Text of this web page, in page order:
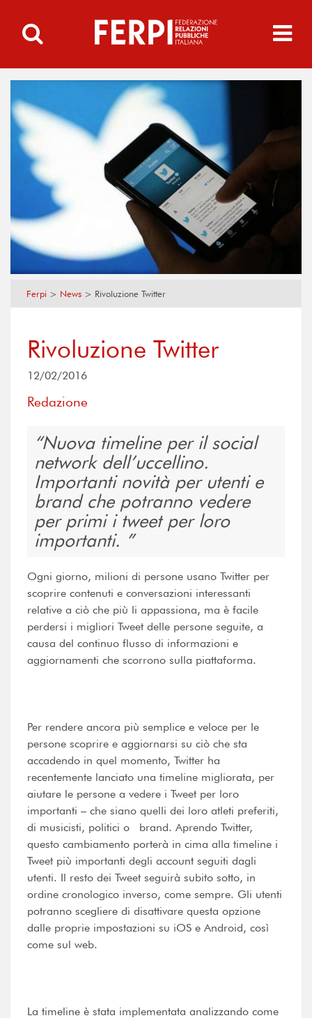
Ferpi > News > Rivoluzione Twitter
Rivoluzione Twitter
12/02/2016
Redazione
Nuova timeline per il social
network dell’uccellino.
Importanti novità per utenti e
brand che potranno vedere
per primi i tweet per loro
importanti.
Ogni giorno, milioni di persone usano Twitter per
scoprire contenuti e conversazioni interessanti
relative a ciò che più li appassiona, ma è facile
perdersi i migliori Tweet delle persone seguite, a
causa del continuo flusso di informazioni e
aggiornamenti che scorrono sulla piattaforma.
Per rendere ancora più semplice e veloce per le
persone scoprire e aggiornarsi su ciò che sta
accadendo in quel momento, Twitter ha
recentemente lanciato una timeline migliorata, per
aiutare le persone a vedere i Tweet per loro
importanti – che siano quelli dei loro atleti preferiti,
di musicisti, politici o brand. Aprendo Twitter,
questo cambiamento porterà in cima alla timeline i
Tweet più importanti degli account seguiti dagli
utenti. Il resto dei Tweet seguirà subito sotto, in
ordine cronologico inverso, come sempre. Gli utenti
potranno scegliere di disattivare questa opzione
dalle proprie impostazioni su iOS e Android, così
come sul web.
La timeline è stata implementata analizzando come